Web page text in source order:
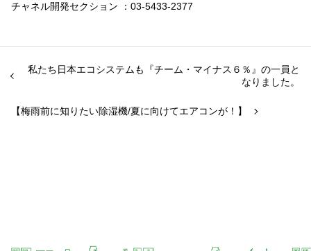
チャネル開発セクション ：03-5433-2377
【梅雨前に知りたい除湿機/夏に向けてエアコンが！】
私たち日本エコシステムも『チーム・マイナス６％』の一員と
なりました。